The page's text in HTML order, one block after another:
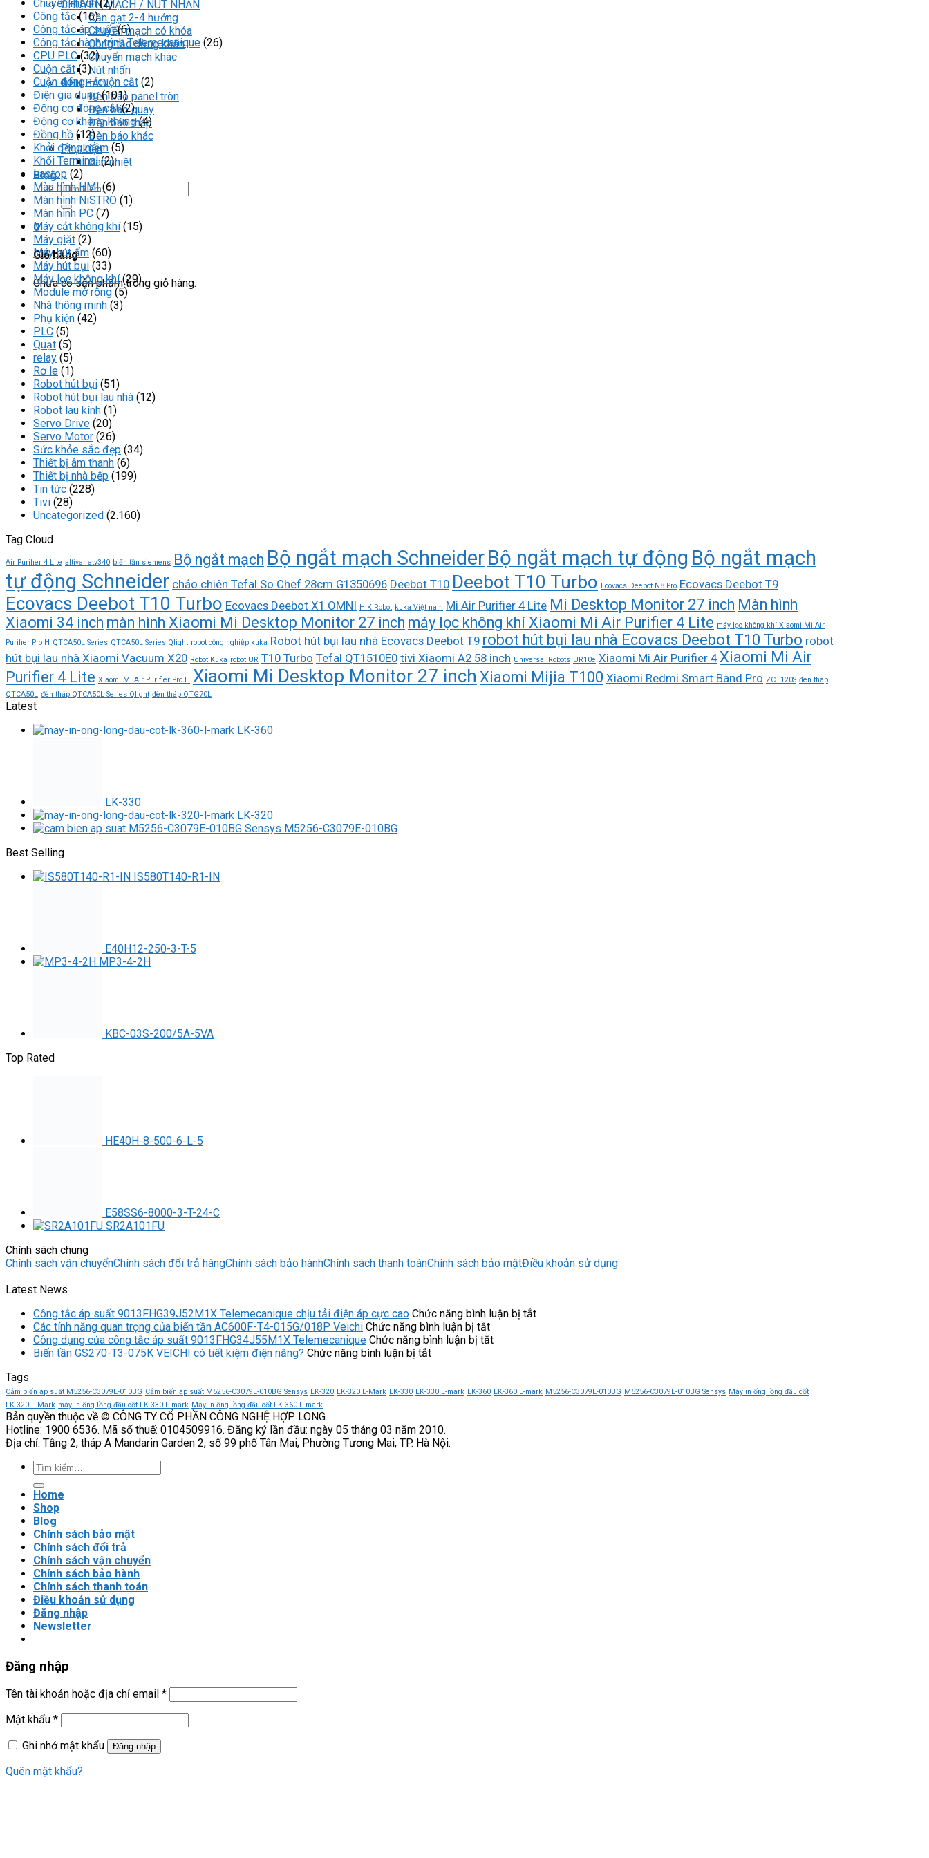
CHUYỂN MẠCH / NÚT NHẤN
Cần gạt 2-4 hướng
Chuyển mạch có khóa
Công tắc dừng khẩn
Chuyển mạch khác
Nút nhấn
ĐÈN BÁO
Đèn báo panel tròn
Đèn báo quay
Đèn báo tháp
Đèn báo khác
Phụ kiện
Can nhiệt
Blog
Tìm
kiếm:
0
Giỏ hàng
Chưa có sản phẩm trong giỏ hàng.
Chuyển mạch(2)
Công tắc(16)
Công tắc áp suất(6)
Công tắc hành trình Telemecanique (26)
CPU PLC(32)
Cuộn cắt(3)
Cuộn đóng – cuộn cắt (2)
Điện gia dụng(101)
Động cơ đóng cắt(2)
Động cơ không khung(4)
Đồng hồ (12)
Khởi động mềm (5)
Khối Terminal(2)
Laptop (2)
Màn hình HMI(6)
Màn hình NiSTRO(1)
Màn hình PC (7)
Máy cắt không khí(15)
Máy giặt (2)
Máy hút ẩm (60)
Máy hút bụi (33)
Máy lọc không khí(29)
Module mở rộng (5)
Nhà thông minh (3)
Phụ kiện (42)
PLC (5)
Quạt (5)
relay (5)
Rơ le (1)
Robot hút bụi (51)
Robot hút bụi lau nhà (12)
Robot lau kính (1)
Servo Drive (20)
Servo Motor (26)
Sức khỏe sắc đẹp (34)
Thiết bị âm thanh (6)
Thiết bị nhà bếp (199)
Tin tức (228)
Tivi (28)
Uncategorized (2.160)
Tag Cloud
Air Purifier 4 Lite altivar atv340 biến tần siemens Bộ ngắt mạch Bộ ngắt mạch SchneiderBộ ngắt mạch tự động Bộ ngắt mạch
tự động Schneider chảo chiên Tefal So Chef 28cm G1350696 Deebot T10 Deebot T10 Turbo Ecovacs Deebot N8 Pro Ecovacs Deebot T9
Ecovacs Deebot T10 Turbo Ecovacs Deebot X1 OMNI HIK Robot kuka Việt nam Mi Air Purifier 4 Lite Mi Desktop Monitor 27 inch Màn hình
Xiaomi 34 inch màn hình Xiaomi Mi Desktop Monitor 27 inch máy lọc không khí Xiaomi Mi Air Purifier 4 Lite máy lọc không khí Xiaomi Mi Air
Purifier Pro H QTCA50L Series QTCA50L Series Qlight robot công nghiệp kuka Robot hút bụi lau nhà Ecovacs Deebot T9 robot hút bụi lau nhà Ecovacs Deebot T10 Turbo robot
hút bụi lau nhà Xiaomi Vacuum X20 Robot Kuka robot UR T10 Turbo Tefal QT1510E0 tivi Xiaomi A2 58 inch Universal Robots UR10e Xiaomi Mi Air Purifier 4 Xiaomi Mi Air
Purifier 4 Lite Xiaomi Mi Air Purifier Pro H Xiaomi Mi Desktop Monitor 27 inch Xiaomi Mijia T100 Xiaomi Redmi Smart Band Pro ZCT120S đèn tháp
QTCA50L đèn tháp QTCA50L Series Qlight đèn tháp QTG70L
Latest
LK-360
LK-330
LK-320
M5256-C3079E-010BG
Best Selling
IS580T140-R1-IN
E40H12-250-3-T-5
MP3-4-2H
KBC-03S-200/5A-5VA
Top Rated
HE40H-8-500-6-L-5
E58SS6-8000-3-T-24-C
SR2A101FU
Chính sách chung
Chính sách vận chuyểnChính sách đổi trả hàngChính sách bảo hànhChính sách thanh toánChính sách bảo mậtĐiều khoản sử dụng
Latest News
Công tắc áp suất 9013FHG39J52M1X Telemecanique chịu tải điện áp cực cao Chức năng bình luận bị tắtở
Telemecanique
Các tính năng quan trọng của biến tần AC600F-T4-015G/018P Veichi Chức năng bình luận bị tắtở
Các
trọng
Công dụng của công tắc áp suất 9013FHG34J55M1X Telemecanique Chức năng bình luận bị tắtở
công
Biến tần GS270-T3-075K VEICHI có tiết kiệm điện năng? Chức năng bình luận bị tắtở
GS270-
VEICHI
có
Tags
Cảm biến áp suất M5256-C3079E-010BG Cảm biến áp suất M5256-C3079E-010BG Sensys LK-320 LK-320 L-Mark LK-330 LK-330 L-mark LK-360 LK-360 L-mark M5256-C3079E-010BG M5256-C3079E-010BG Sensys Máy in ống lồng đầu cốt
LK-320 L-Mark máy in ống lồng đầu cốt LK-330 L-mark Máy in ống lồng đầu cốt LK-360 L-mark
Bản quyền thuộc về © CÔNG TY CỔ PHẦN CÔNG NGHỆ HỢP LONG.
Hotline: 1900 6536. Mã số thuế: 0104509916. Đăng ký lần đầu: ngày 05 tháng 03 năm 2010.
Địa chỉ: Tầng 2, tháp A Mandarin Garden 2, số 99 phố Tân Mai, Phường Tương Mai, TP. Hà Nội.
Tìm
kiếm:
Home
Shop
Blog
Chính sách bảo mật
Chính sách đổi trả
Chính sách vận chuyển
Chính sách bảo hành
Chính sách thanh toán
Điều khoản sử dụng
Đăng nhập
Newsletter
Đăng nhập
Tên tài khoản hoặc địa chỉ email *
Mật khẩu *
Ghi nhớ mật khẩu
Đăng nhập
Quên mật khẩu?